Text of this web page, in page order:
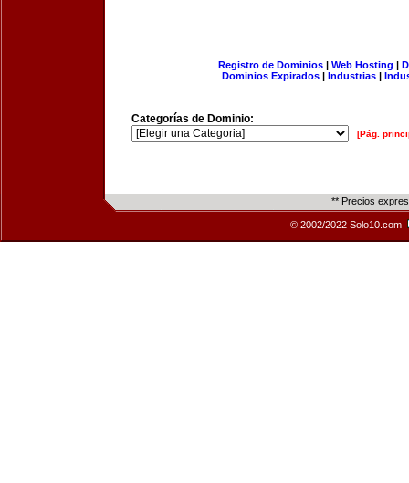
Registro de Dominios| Web Hosting |
Dominios Expirados | Industrias |
Categorías de Dominio:
[Pág.
** Precios
© 2002/2022 Solo10.com